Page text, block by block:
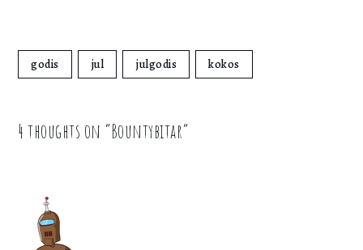
godis jul julgodis kokos
4 thoughts on “Bountybitar”